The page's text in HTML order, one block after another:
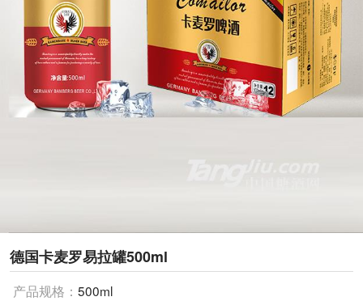
德国卡麦罗易拉罐500ml
产品规格： 500ml